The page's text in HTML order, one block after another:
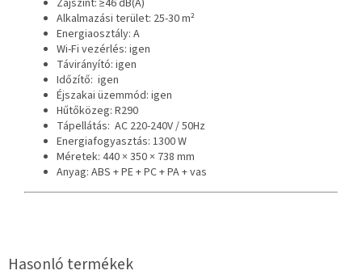
Zajszint: ≥46 dB(A)
Alkalmazási terület: 25-30 m²
Energiaosztály: A
Wi-Fi vezérlés: igen
Távirányító: igen
Időzítő: igen
Éjszakai üzemmód: igen
Hűtőközeg: R290
Tápellátás: AC 220-240V / 50Hz
Energiafogyasztás: 1300 W
Méretek: 440 × 350 × 738 mm
Anyag: ABS + PE + PC + PA + vas